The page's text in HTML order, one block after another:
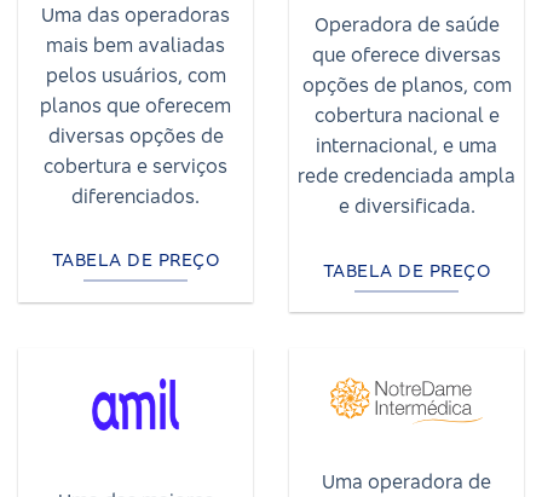
Uma das operadoras
mais bem avaliadas
pelos usuários, com
planos que oferecem
diversas opções de
cobertura e serviços
diferenciados.
TABELA DE PREÇO
Operadora de saúde
que oferece diversas
opções de planos, com
cobertura nacional e
internacional, e uma
rede credenciada ampla
e diversificada.
TABELA DE PREÇO
Uma operadora de